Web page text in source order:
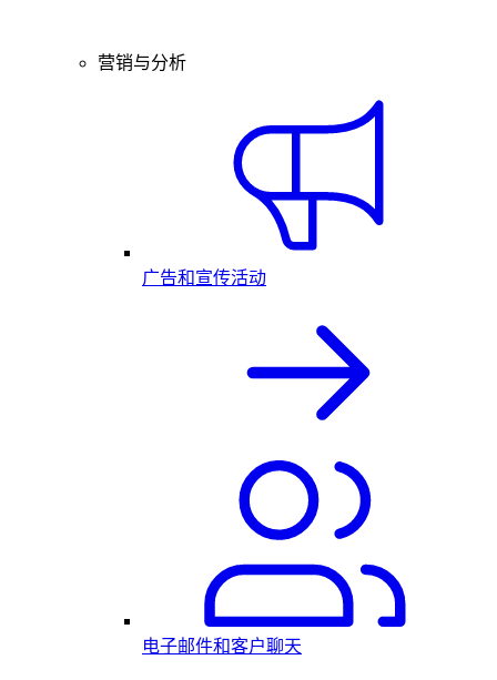
营销与分析
广告和宣传活动
电子邮件和客户聊天